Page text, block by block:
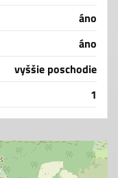
áno
áno
vyššie poschodie
1